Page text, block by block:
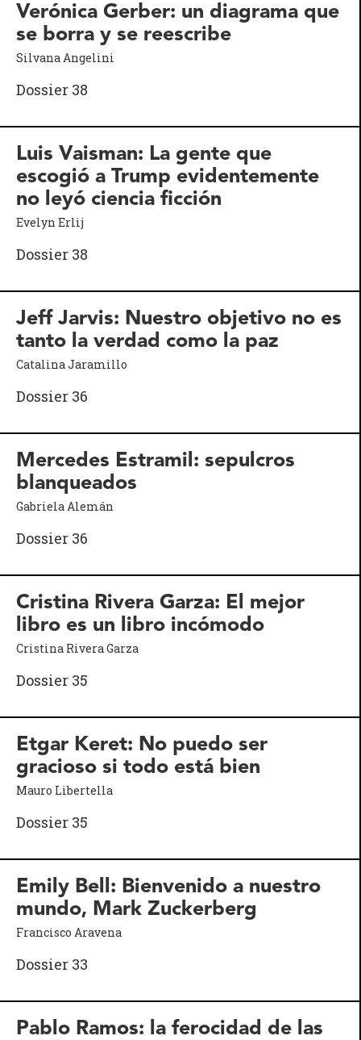
Verónica Gerber: un diagrama que
se borra y se reescribe
Silvana Angelini
Dossier 38
Luis Vaisman: La gente que
escogió a Trump evidentemente
no leyó ciencia ficción
Evelyn Erlij
Dossier 38
Jeff Jarvis: Nuestro objetivo no es
tanto la verdad como la paz
Catalina Jaramillo
Dossier 36
Mercedes Estramil: sepulcros
blanqueados
Gabriela Alemán
Dossier 36
Cristina Rivera Garza: El mejor
libro es un libro incómodo
Cristina Rivera Garza
Dossier 35
Etgar Keret: No puedo ser
gracioso si todo está bien
Mauro Libertella
Dossier 35
Emily Bell: Bienvenido a nuestro
mundo, Mark Zuckerberg
Francisco Aravena
Dossier 33
Pablo Ramos: la ferocidad de las